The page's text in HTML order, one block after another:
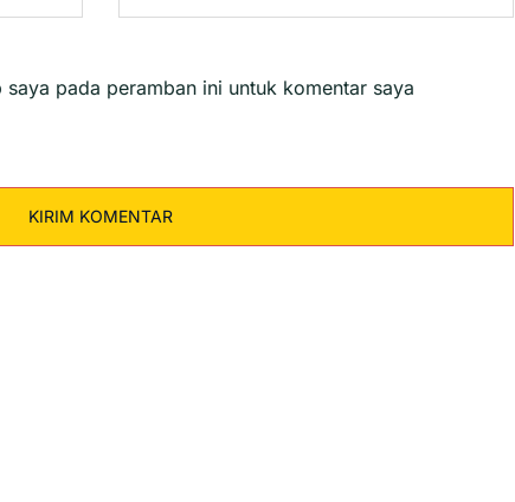
pada peramban ini untuk komentar saya